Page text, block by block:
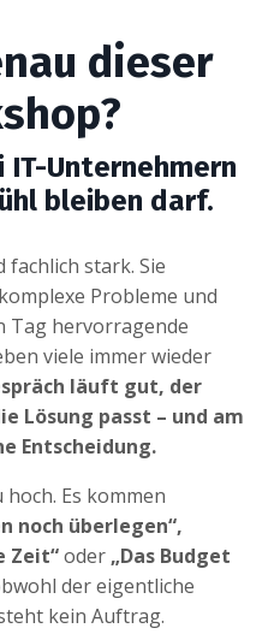
dieser
Unternehmern
bleiben darf.
stark. Sie
Probleme und
Tag hervorragende
viele immer wieder
läuft gut, der
Lösung passt – und am
Entscheidung.
Es kommen
noch überlegen“,
Zeit“oder „Das Budget
der eigentliche
kein Auftrag.